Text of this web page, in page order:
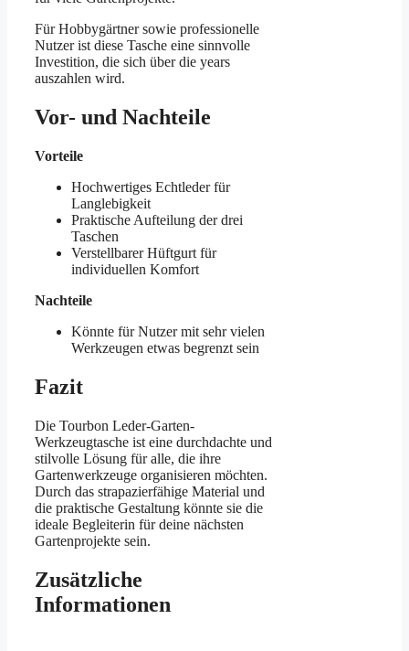
Für Hobbygärtner sowie professionelle
Nutzer ist diese Tasche eine sinnvolle
Investition, die sich über die years
auszahlen wird.
Vor- und Nachteile
Vorteile
Hochwertiges Echtleder für
Langlebigkeit
Praktische Aufteilung der drei
Taschen
Verstellbarer Hüftgurt für
individuellen Komfort
Nachteile
Könnte für Nutzer mit sehr vielen
Werkzeugen etwas begrenzt sein
Fazit
Die Tourbon Leder-Garten-
Werkzeugtasche ist eine durchdachte und
stilvolle Lösung für alle, die ihre
Gartenwerkzeuge organisieren möchten.
Durch das strapazierfähige Material und
die praktische Gestaltung könnte sie die
ideale Begleiterin für deine nächsten
Gartenprojekte sein.
Zusätzliche
Informationen